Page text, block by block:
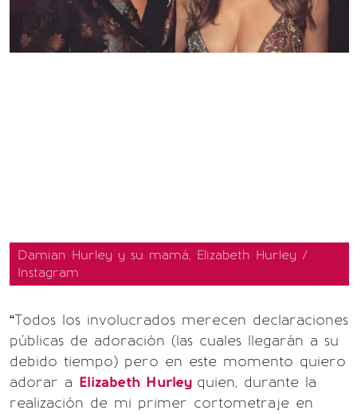
Damian Hurley y su mamá, Elizabeth Hurley /
Instagram
“Todos los involucrados merecen declaraciones
públicas de adoración (las cuales llegarán a su
debido tiempo) pero en este momento quiero
adorar a Elizabeth Hurley quien, durante la
realización de mi primer cortometraje en